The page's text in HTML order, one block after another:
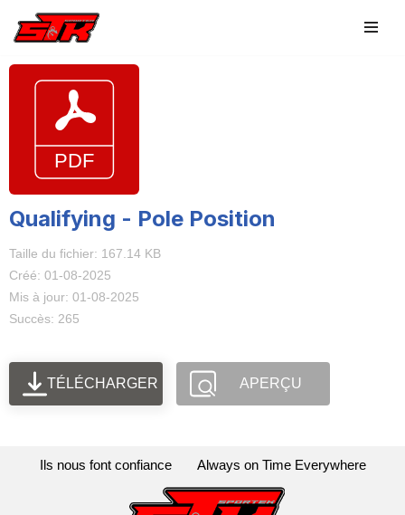
contenu
Qualifying - Pole Position
Taille du fichier: 167.14 KB
Créé: 01-08-2025
Mis à jour: 01-08-2025
Succès: 265
TÉLÉCHARGER APERÇU
Ils nous font confiance Always on Time Everywhere